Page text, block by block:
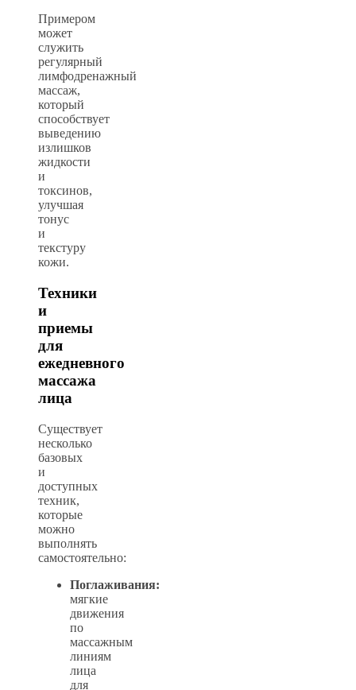
Примером
может
служить
регулярный
лимфодренажный
массаж,
который
способствует
выведению
излишков
жидкости
и
токсинов,
улучшая
тонус
и
текстуру
кожи.
Техники
и
приемы
для
ежедневного
массажа
лица
Существует
несколько
базовых
и
доступных
техник,
которые
можно
выполнять
самостоятельно:
Поглаживания:
мягкие
движения
по
массажным
линиям
лица
для